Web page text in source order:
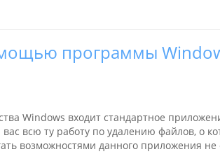
программы
Windows входит стандартное
всю ту работу по удалению файлов, о
возможностями данного приложения не